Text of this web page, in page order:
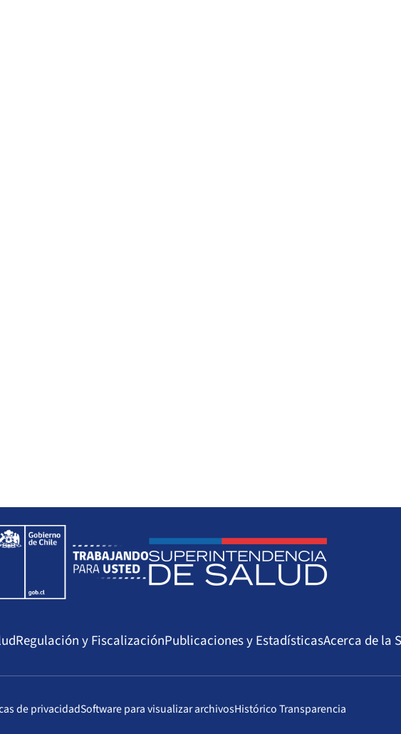
Regulación y FiscalizaciónPublicaciones y EstadísticasAcerca de la
de privacidadSoftware para visualizar archivosHistórico Transparencia